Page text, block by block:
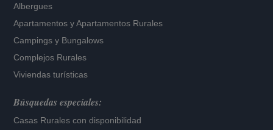
Albergues
Apartamentos yApartamentos Rurales
Campings y Bungalows
Complejos Rurales
Viviendas turísticas
Búsquedas especiales:
Casas Rurales con disponibilidad